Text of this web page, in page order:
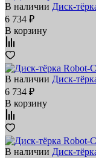
В наличии Диск-
6 734 ₽
В корзину
В наличии Диск-
6 734 ₽
В корзину
В наличии Диск-